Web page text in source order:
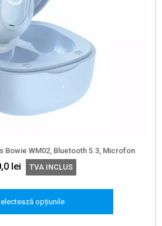
Bowie WM02, Bluetooth 5.3, Microfon
lei TVA INCLUS
opțiunile